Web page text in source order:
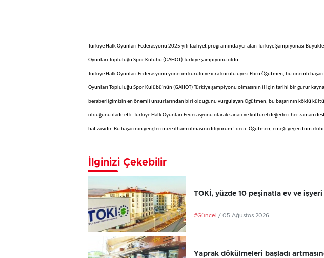
Türkiye Halk Oyunları Federasyonu 2025 yılı faaliyet programında yer alan Türkiye Şampiyonası
Oyunları Topluluğu Spor Kulübü (GAHOT) Türkiye şampiyonu oldu.
Türkiye Halk Oyunları Federasyonu yönetim kurulu ve icra kurulu üyesi Ebru Öğütmen, bu önemli
Oyunları Topluluğu Spor Kulübü'nün (GAHOT) Türkiye şampiyonu olmasının il için tarihi bir gurur
beraberliğimizin en önemli unsurlarından biri olduğunu vurgulayan Öğütmen, bu başarının köklü
olduğunu ifade etti. Türkiye Halk Oyunları Federasyonu olarak sanatı ve kültürel değerleri her zaman
hafızasıdır. Bu başarının gençlerimize ilham olmasını diliyorum” dedi. Öğütmen, emeği geçen tüm
İlginizi Çekebilir
TOKİ, yüzde 10 peşinatla ev ve
#Güncel / 05 Ağustos 2026
Yaprak dökülmeleri başladı